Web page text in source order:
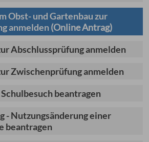
Obst- und Gartenbau zur
anmelden(Online Antrag)
Abschlussprüfung anmelden
Zwischenprüfung anmelden
beantragen
- Nutzungsänderung einer
beantragen